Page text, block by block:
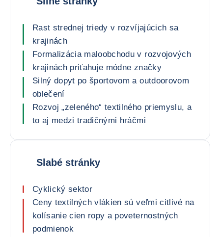
Rast strednej triedy v rozvíjajúcich sa
krajinách
Formalizácia maloobchodu v rozvojových
krajinách priťahuje módne značky
Silný dopyt po športovom a outdoorovom
oblečení
Rozvoj „zeleného“ textilného priemyslu, a
to aj medzi tradičnými hráčmi
Slabé stránky
Cyklický sektor
Ceny textilných vlákien sú veľmi citlivé na
kolísanie cien ropy a poveternostných
podmienok